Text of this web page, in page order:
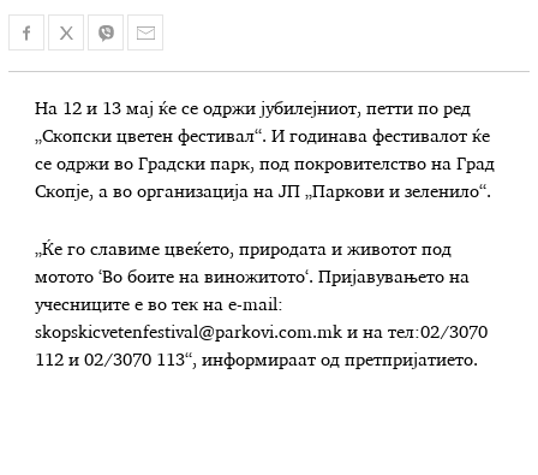
На 12 и 13 мај ќе се одржи јубилејниот, петти по ред
„Скопски цветен фестивал“. И годинава фестивалот ќе
се одржи во Градски парк, под покровителство на Град
Скопје, а во организација на ЈП „Паркови и зеленило“.
„Ќе го славиме цвеќето, природата и животот под
мотото ‘Во боите на виножитото‘. Пријавувањето на
учесниците е во тек на e-mail:
skopskicvetenfestival@parkovi.com.mk и на тел:02/3070
112 и 02/3070 113“, информираат од претпријатието.